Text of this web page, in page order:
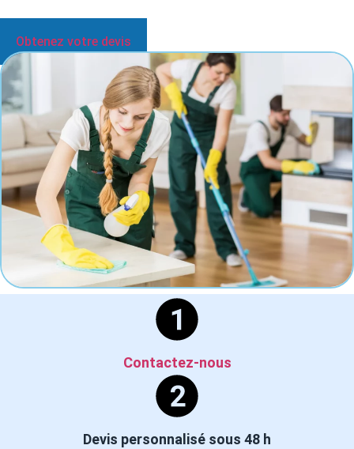
Obtenez votre devis
Contactez-nous
Devis personnalisé sous 48 h